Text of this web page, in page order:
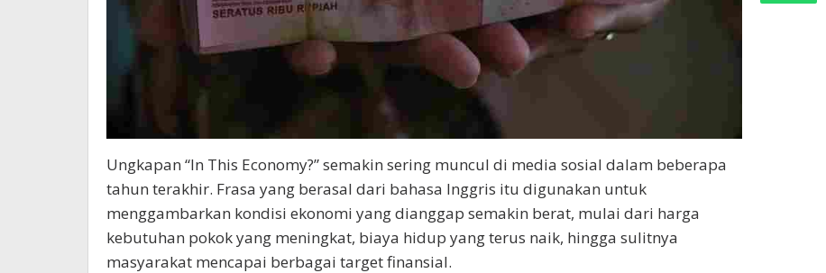
Ungkapan “In This Economy?” semakin sering muncul di media sosial dalam beberapa
tahun terakhir. Frasa yang berasal dari bahasa Inggris itu digunakan untuk
menggambarkan kondisi ekonomi yang dianggap semakin berat, mulai dari harga
kebutuhan pokok yang meningkat, biaya hidup yang terus naik, hingga sulitnya
masyarakat mencapai berbagai target finansial.